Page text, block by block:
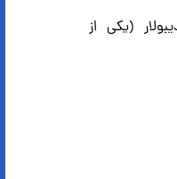
(یکی از